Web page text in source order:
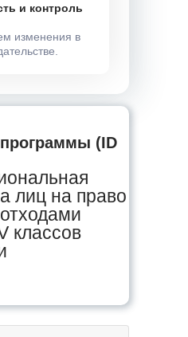
и контроль
изменения в
(ID
лиц на право
классов